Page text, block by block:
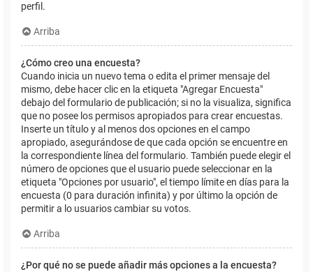
perfil.
Arriba
¿Cómo creo una encuesta?
Cuando inicia un nuevo tema o edita el primer mensaje del
mismo, debe hacer clic en la etiqueta "Agregar Encuesta"
debajo del formulario de publicación; si no la visualiza, significa
que no posee los permisos apropiados para crear encuestas.
Inserte un título y al menos dos opciones en el campo
apropiado, asegurándose de que cada opción se encuentre en
la correspondiente línea del formulario. También puede elegir el
número de opciones que el usuario puede seleccionar en la
etiqueta "Opciones por usuario", el tiempo límite en días para la
encuesta (0 para duración infinita) y por último la opción de
permitir a lo usuarios cambiar su votos.
Arriba
¿Por qué no se puede añadir más opciones a la encuesta?